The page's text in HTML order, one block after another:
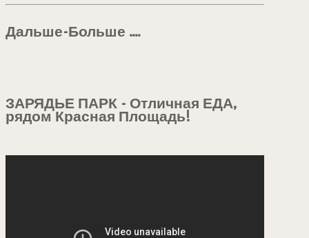
Дальше-Больше ....
ЗАРЯДЬЕ ПАРК - Отличная ЕДА,
рядом Красная Площадь!